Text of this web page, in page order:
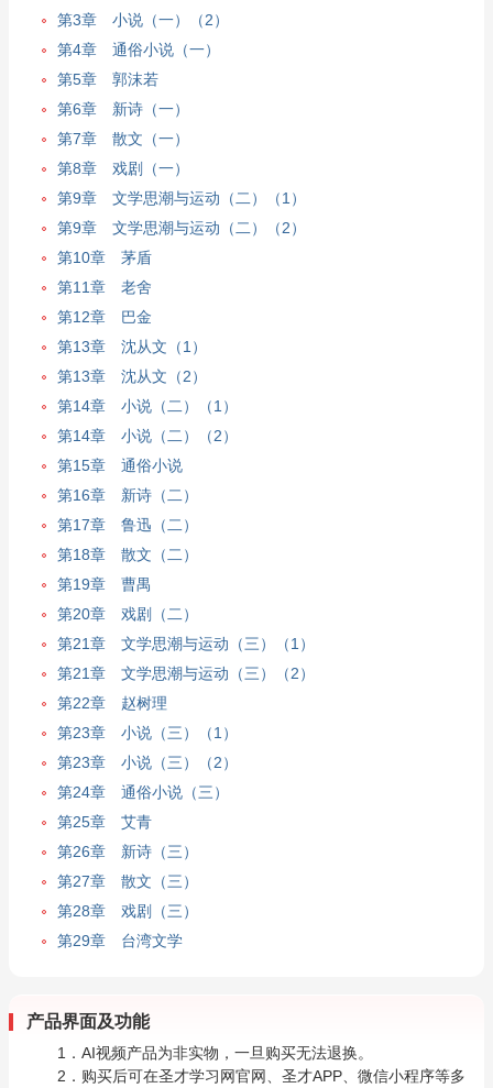
第3章 小说（一）（2）
第4章 通俗小说（一）
第5章 郭沫若
第6章 新诗（一）
第7章 散文（一）
第8章 戏剧（一）
第9章 文学思潮与运动（二）（1）
第9章 文学思潮与运动（二）（2）
第10章 茅盾
第11章 老舍
第12章 巴金
第13章 沈从文（1）
第13章 沈从文（2）
第14章 小说（二）（1）
第14章 小说（二）（2）
第15章 通俗小说
第16章 新诗（二）
第17章 鲁迅（二）
第18章 散文（二）
第19章 曹禺
第20章 戏剧（二）
第21章 文学思潮与运动（三）（1）
第21章 文学思潮与运动（三）（2）
第22章 赵树理
第23章 小说（三）（1）
第23章 小说（三）（2）
第24章 通俗小说（三）
第25章 艾青
第26章 新诗（三）
第27章 散文（三）
第28章 戏剧（三）
第29章 台湾文学
产品界面及功能
1．AI视频产品为非实物，一旦购买无法退换。
2．购买后可在圣才学习网官网、圣才APP、微信小程序等多